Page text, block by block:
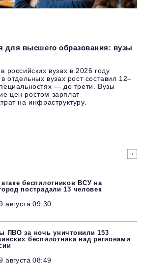
для высшего образования: вузы
российских вузах в 2026 году
отдельных вузах рост составил 12–
— до трети. Вузы
цен ростом зарплат
на инфраструктуру.
беспилотников ВСУ на
пострадали 13 человек
августа 09:30
ПВО за ночь уничтожили 153
беспилотника над регионами
августа 08:49